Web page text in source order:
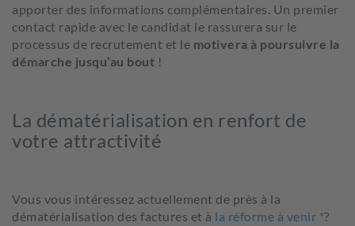
apporter des informations complémentaires. Un premier
contact rapide avec le candidat le rassurera sur le
processus de recrutement et le motivera à poursuivre la
démarche jusqu’au bout !
La dématérialisation en renfort de
votre attractivité
Vous vous intéressez actuellement de près à la
dématérialisation des factures et à la réforme à venir *?